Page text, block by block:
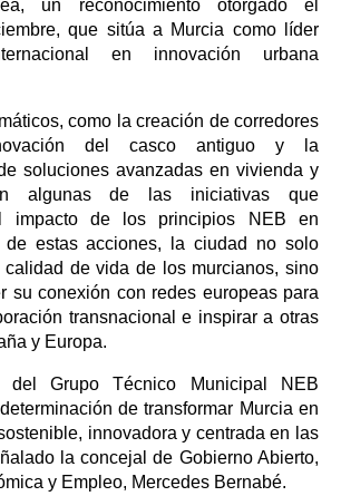
un reconocimiento otorgado el
que sitúa a Murcia como líder
en innovación urbana
como la creación de corredores
del casco antiguo y la
soluciones avanzadas en vivienda y
algunas de las iniciativas que
impacto de los principios NEB en
de estas acciones, la ciudad no solo
calidad de vida de los murcianos, sino
su conexión con redes europeas para
transnacional e inspirar a otras
y Europa.
del Grupo Técnico Municipal NEB
de transformar Murcia en
innovadora y centrada en las
la concejal de Gobierno Abierto,
y Empleo, Mercedes Bernabé.